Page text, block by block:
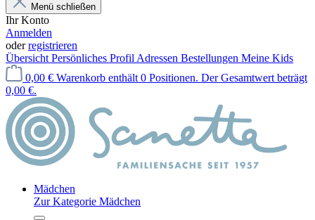
Menü schließen
Ihr Konto
Anmelden
oderregistrieren
Übersicht Persönliches Profil Adressen Bestellungen Meine Kids
0,00 € Warenkorb enthält 0 Positionen. Der Gesamtwert beträgt
0,00 €.
Mädchen
Zur Kategorie Mädchen